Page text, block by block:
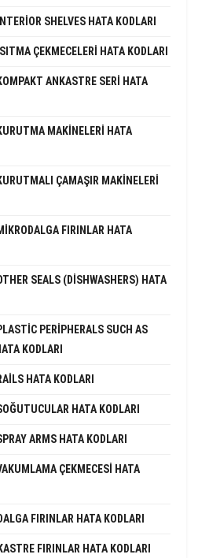
SHELVES HATA KODLARI
ÇEKMECELERI HATA KODLARI
ANKASTRE SERI HATA
MAKINELERI HATA
ÇAMAŞIR MAKINELERI
FIRINLAR HATA
SEALS (DISHWASHERS) HATA
PERIPHERALS SUCH AS
KODLARI
HATA KODLARI
HATA KODLARI
ARMS HATA KODLARI
ÇEKMECESI HATA
FIRINLAR HATA KODLARI
FIRINLAR HATA KODLARI